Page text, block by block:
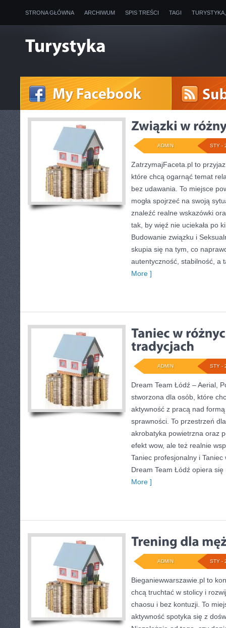
STRONA GŁÓWNA ARCHIWUM SPIS TREŚCI TAGI
STY -
ADMIN
ZatrzymajFaceta.pl to
które chcą ogarnąć temat
bez udawania. To miejsce
mogła spojrzeć na swoją
znaleźć realne wskazówki
tak, by więź nie uciekała po
Budowanie związku i
skupia się na tym, co
autentyczność, stabilność, a
More ]
STY -
ADMIN
Dream Team Łódź – Aerial,
stworzona dla osób, które
aktywność z pracą nad
sprawności. To przestrzeń
akrobatyka powietrzna oraz
efekt wow, ale też realnie
Taniec profesjonalny i
Dream Team Łódź opiera
More ]
STY -
ADMIN
Bieganiewwarszawie.pl to
chcą truchtać w stolicy i
chaosu i bez kontuzji. To
aktywność spotyka się z